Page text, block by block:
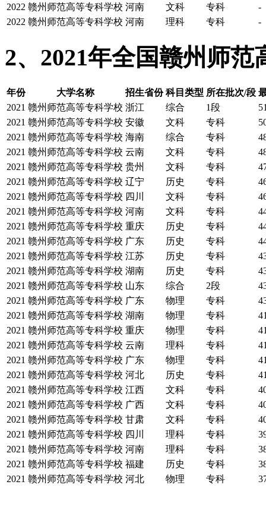
2022 赣州师范高等专科学校 河南 文科 专科
-
2022 赣州师范高等专科学校 河南 理科 专科 -
2、2021年全国赣州师
年份 大学名称 招生省份 科目类型 所在批次/段
2021 赣州师范高等专科学校 浙江 综合 1段
2021 赣州师范高等专科学校 安徽 文科 专科
2021 赣州师范高等专科学校 海南 综合 专科
2021 赣州师范高等专科学校 云南 文科 专科
2021 赣州师范高等专科学校 贵州 文科 专科
2021 赣州师范高等专科学校 辽宁 历史 专科
2021 赣州师范高等专科学校 四川 文科 专科
2021 赣州师范高等专科学校 河南 文科 专科
2021 赣州师范高等专科学校 重庆 历史 专科
2021 赣州师范高等专科学校 广东 历史 专科
2021 赣州师范高等专科学校 江苏 历史 专科
2021 赣州师范高等专科学校 湖南 历史 专科
2021 赣州师范高等专科学校 山东 综合 2段
2021 赣州师范高等专科学校 广东 物理 专科
2021 赣州师范高等专科学校 湖南 物理 专科
2021 赣州师范高等专科学校 重庆 物理 专科
2021 赣州师范高等专科学校 云南 理科 专科
2021 赣州师范高等专科学校 广东 物理 专科
2021 赣州师范高等专科学校 河北 历史 专科
2021 赣州师范高等专科学校 江西 文科 专科
2021 赣州师范高等专科学校 广西 文科 专科
2021 赣州师范高等专科学校 甘肃 文科 专科
2021 赣州师范高等专科学校 四川 理科 专科
2021 赣州师范高等专科学校 河南 理科 专科
2021 赣州师范高等专科学校 福建 历史 专科
2021 赣州师范高等专科学校 河北 物理 专科